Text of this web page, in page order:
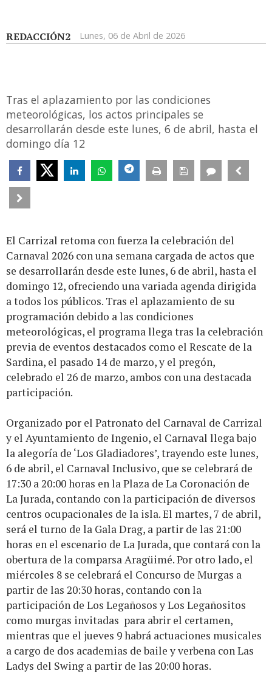
REDACCIÓN2 Lunes, 06 de Abril de 2026
Tras el aplazamiento por las condiciones
meteorológicas, los actos principales se
desarrollarán desde este lunes, 6 de abril, hasta el
domingo día 12
El Carrizal retoma con fuerza la celebración del
Carnaval 2026 con una semana cargada de actos que
se desarrollarán desde este lunes, 6 de abril, hasta el
domingo 12, ofreciendo una variada agenda dirigida
a todos los públicos. Tras el aplazamiento de su
programación debido a las condiciones
meteorológicas, el programa llega tras la celebración
previa de eventos destacados como el Rescate de la
Sardina, el pasado 14 de marzo, y el pregón,
celebrado el 26 de marzo, ambos con una destacada
participación.
Organizado por el Patronato del Carnaval de Carrizal
y el Ayuntamiento de Ingenio, el Carnaval llega bajo
la alegoría de ‘Los Gladiadores’, trayendo este lunes,
6 de abril, el Carnaval Inclusivo, que se celebrará de
17:30 a 20:00 horas en la Plaza de La Coronación de
La Jurada, contando con la participación de diversos
centros ocupacionales de la isla. El martes, 7 de abril,
será el turno de la Gala Drag, a partir de las 21:00
horas en el escenario de La Jurada, que contará con la
obertura de la comparsa Aragüimé. Por otro lado, el
miércoles 8 se celebrará el Concurso de Murgas a
partir de las 20:30 horas, contando con la
participación de Los Legañosos y Los Legañositos
como murgas invitadas para abrir el certamen,
mientras que el jueves 9 habrá actuaciones musicales
a cargo de dos academias de baile y verbena con Las
Ladys del Swing a partir de las 20:00 horas.